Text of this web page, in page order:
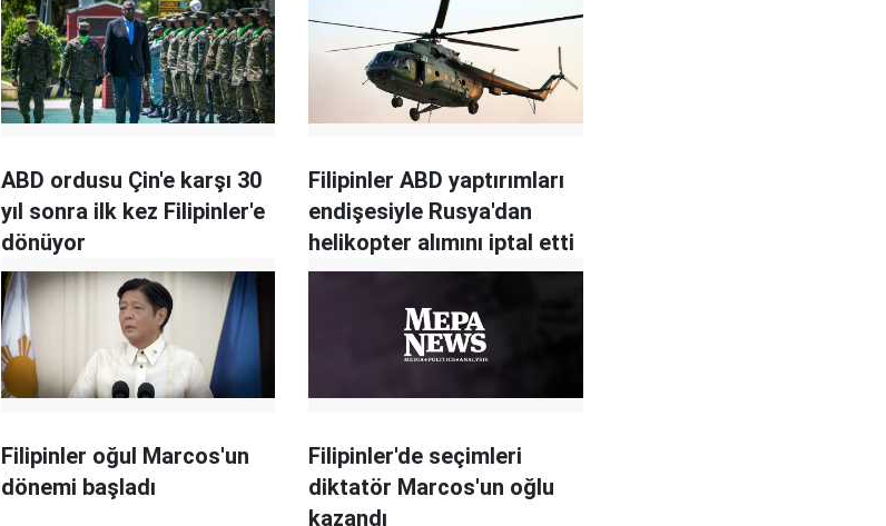
ABD ordusu Çin'e karşı 30
yıl sonra ilk kez Filipinler'e
dönüyor
Filipinler ABD yaptırımları
endişesiyle Rusya'dan
helikopter alımını iptal etti
Filipinler oğul Marcos'un
dönemi başladı
Filipinler'de seçimleri
diktatör Marcos'un oğlu
kazandı